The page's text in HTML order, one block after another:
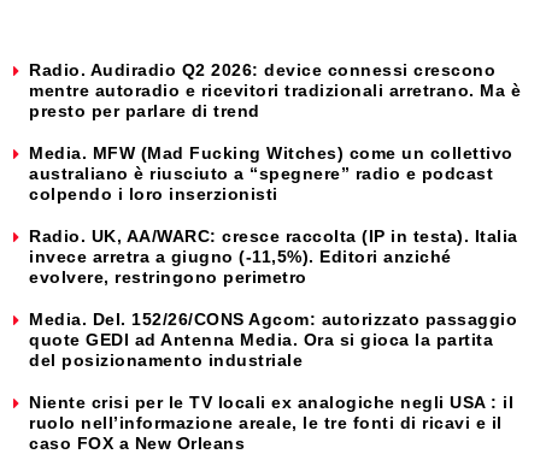
Radio. Audiradio Q2 2026: device connessi crescono
mentre autoradio e ricevitori tradizionali arretrano. Ma è
presto per parlare di trend
Media. MFW (Mad Fucking Witches) come un collettivo
australiano è riusciuto a “spegnere” radio e podcast
colpendo i loro inserzionisti
Radio. UK, AA/WARC: cresce raccolta (IP in testa). Italia
invece arretra a giugno (-11,5%). Editori anziché
evolvere, restringono perimetro
Media. Del. 152/26/CONS Agcom: autorizzato passaggio
quote GEDI ad Antenna Media. Ora si gioca la partita
del posizionamento industriale
Niente crisi per le TV locali ex analogiche negli USA : il
ruolo nell’informazione areale, le tre fonti di ricavi e il
caso FOX a New Orleans